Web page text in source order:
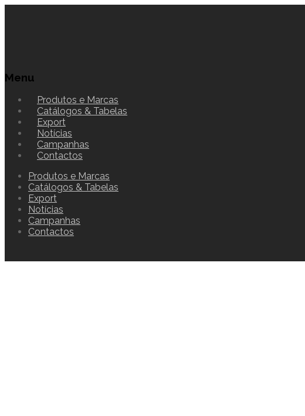
Menu
Produtos e Marcas
Catálogos & Tabelas
Export
Notícias
Campanhas
Contactos
Produtos e Marcas
Catálogos & Tabelas
Export
Notícias
Campanhas
Contactos